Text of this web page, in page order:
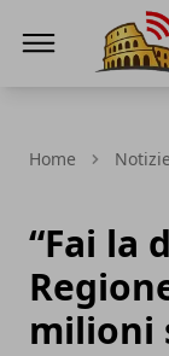
Home Notizie
“Fai la
milioni